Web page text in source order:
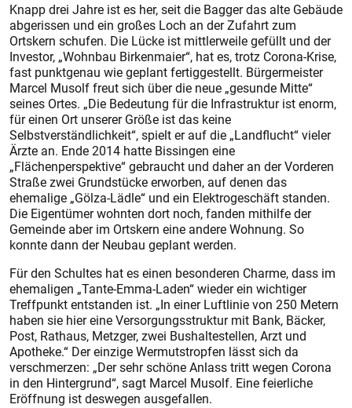
Knapp drei Jahre ist es her, seit die Bagger das alte Gebäude
abgerissen und ein großes Loch an der Zufahrt zum
Ortskern schufen. Die Lücke ist mittlerweile gefüllt und der
Investor, „Wohnbau Birkenmaier“, hat es, trotz Corona-Krise,
fast ­punktgenau wie geplant fertiggestellt. Bürgermeister
Marcel Musolf freut sich über die neue „gesunde Mitte“
seines Ortes. „Die Bedeutung für die Infrastruktur ist enorm,
für einen Ort unserer Größe ist das keine
Selbstverständlichkeit“, spielt er auf die „Landflucht“ vieler
Ärzte an. Ende 2014 hatte Bissingen eine
„Flächenperspektive“ gebraucht und daher an der Vorderen
Straße zwei Grundstücke erworben, auf denen das
ehemalige „Gölza-Lädle“ und ein Elektrogeschäft standen.
Die Eigentümer wohnten dort noch, fanden mithilfe der
Gemeinde aber im Ortskern eine andere Wohnung. So
konnte dann der Neubau geplant werden.
Für den Schultes hat es einen besonderen Charme, dass im
ehemaligen „Tante-Emma-Laden“ wieder ein wichtiger
Treffpunkt entstanden ist. „In einer Luftlinie von 250 Metern
haben sie hier eine Versorgungsstruktur mit Bank, Bäcker,
Post, Rathaus, Metzger, zwei Bushaltestellen, Arzt und
Apotheke.“ Der einzige Wermutstropfen lässt sich da
verschmerzen: „Der sehr schöne Anlass tritt wegen Corona
in den Hintergrund“, sagt Marcel Musolf. Eine feierliche
Eröffnung ist deswegen ausgefallen.